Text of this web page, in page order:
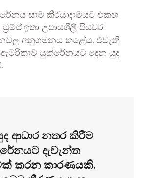
සාම කි‍්‍රයාදාමයට එකඟ
ඉතා උපායශීලී පියවර
අනුගමනය කළේය. එවැනි
යුක්රේනයට දෙන යුද
ආධාර නතර කිරීම
දැවැන්ත
කරන කාරණයකි.